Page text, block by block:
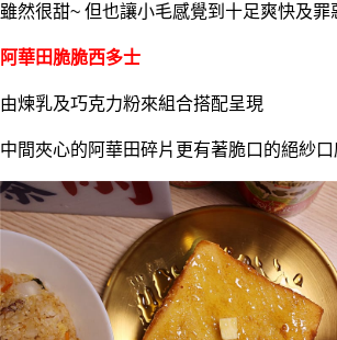
雖然很甜~ 但也讓小毛感覺到十足爽快及罪
阿華田脆脆西多士
由煉乳及巧克力粉來組合搭配呈現
中間夾心的阿華田碎片更有著脆口的絕紗口